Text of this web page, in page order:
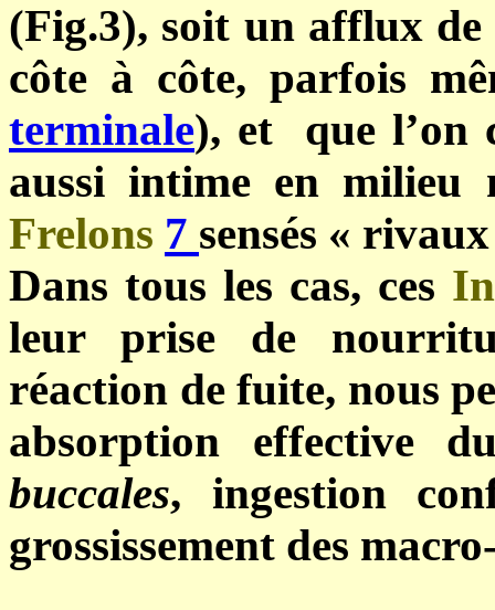
(Fig.3), soit un afflux de
côte à côte, parfois
terminale), et que l’on
aussi intime en milieu
Frelons 7 sensés «
Dans tous les cas, ces
leur prise de
réaction de fuite, nous
absorption
buccales, ingestion
grossissement des